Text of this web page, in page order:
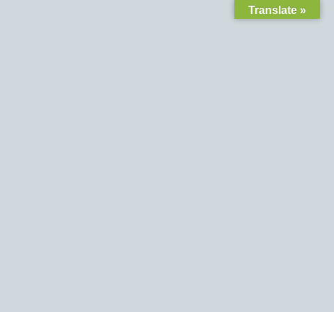
Translate »